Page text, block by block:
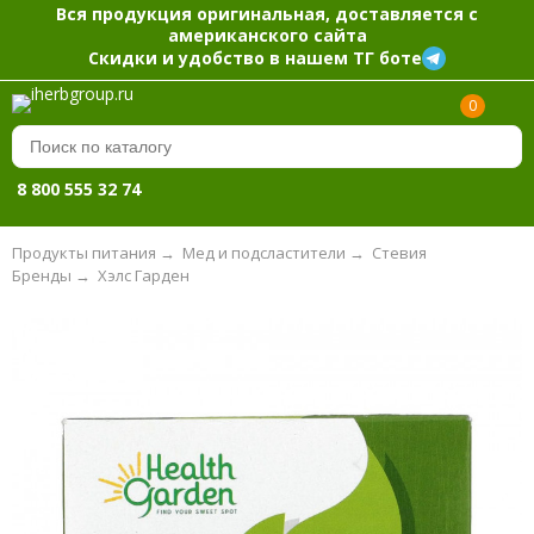
Вся продукция оригинальная, доставляется с
американского сайта
Скидки и удобство в нашем ТГ боте
0
8 800 555 32 74
Продукты питания → Мед и подсластители → Стевия
Хэлс Гарден
Бренды →